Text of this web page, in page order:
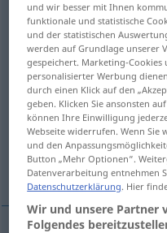
Übersicht aller
(Für mehr Details die
zusammenziehen,
einschnüren,
zusammenpressen,
anziehen,
und wir besser mit Ihnen
funktionale und statistische
und der statistischen
werden auf Grundlage unserer
gespeichert. Marketing-
personalisierter Werbung
durch einen Klick auf den
geben. Klicken Sie ansonsten
können Ihre Einwilligung
Webseite widerrufen. Wenn Sie
und den
Button „Mehr Optionen“.
Datenverarbeitung entnehmen
Datenschutzerklärung. Hier
Wir und unsere Partner
Folgendes